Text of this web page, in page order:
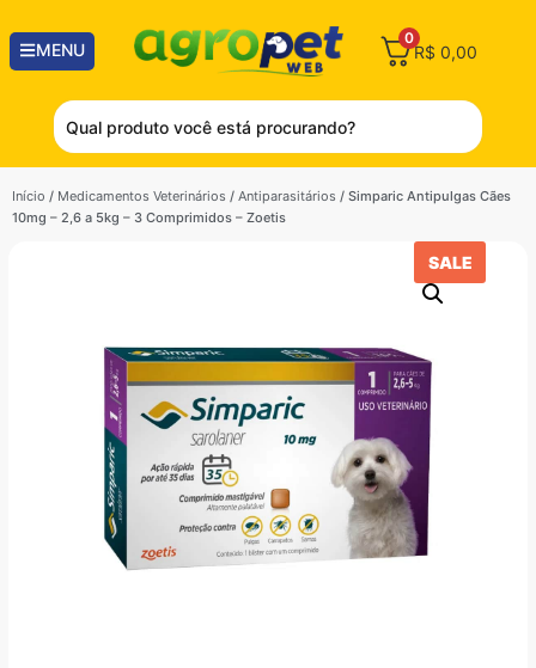
MENU
0
R$ 0,00
Início / Medicamentos Veterinários / Antiparasitários / Simparic Antipulgas Cães
10mg – 2,6 a 5kg – 3 Comprimidos – Zoetis
SALE